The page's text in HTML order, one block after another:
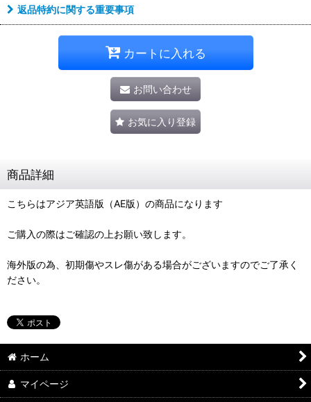
返品特約に関する重要事項
カートに入れる
お問い合わせ
お気に入り登録
商品詳細
こちらはアジア英語版（AE版）の商品になります
ご購入の際はご確認の上お願い致します。
海外版の為、初期傷やスレ傷がある場合がございますのでご了承く
ださい。
ホーム
マイページ